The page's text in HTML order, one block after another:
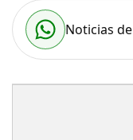
Noticias de